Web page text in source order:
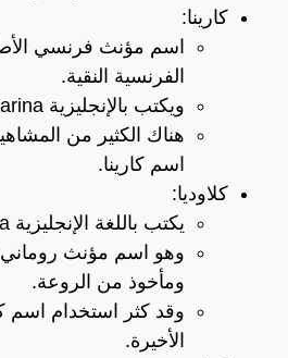
كارينا:
اسم مؤنث فرنسي
الفرنسية النقية.
ويكتب بالإنجليزية Carina.
هناك الكثير من
اسم كارينا.
كلاوديا:
يكتب باللغة الإنجليزية Claudia.
وهو اسم مؤنث روماني
ومأخوذ من الروعة.
وقد كثر استخدام اسم
الأخيرة.